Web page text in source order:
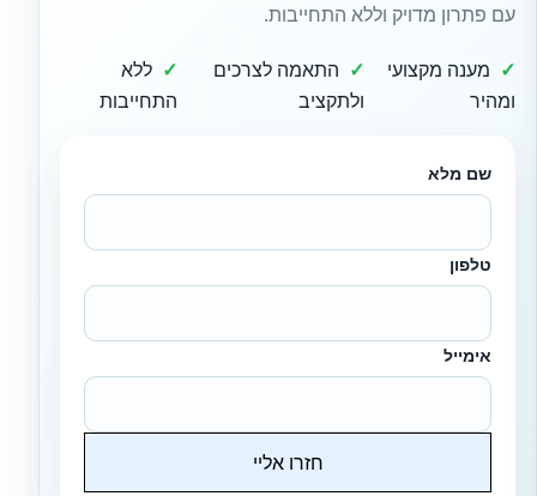
עם פתרון מדויק וללא התחייבות.
מענה מקצועי
ומהיר
התאמה לצרכים
ולתקציב
ללא
התחייבות
שם מלא
טלפון
אימייל
חזרו אליי